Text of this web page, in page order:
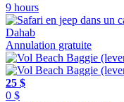
9 hours
Annulation gratuite
25 $
0 $